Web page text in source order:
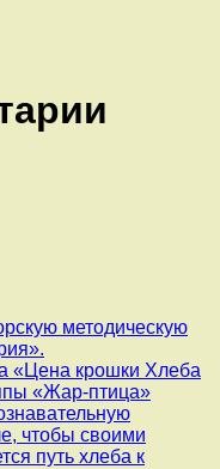
методическую
«Цена крошки Хлеба
«Жар-птица»
чтобы своими
путь хлеба к